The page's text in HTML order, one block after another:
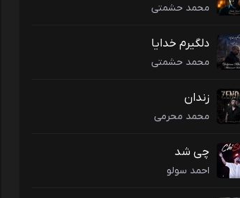
محمد حشمتی
دلگیرم خدایا
محمد حشمتی
زندان
محمد محرمی
چی شد
احمد سولو